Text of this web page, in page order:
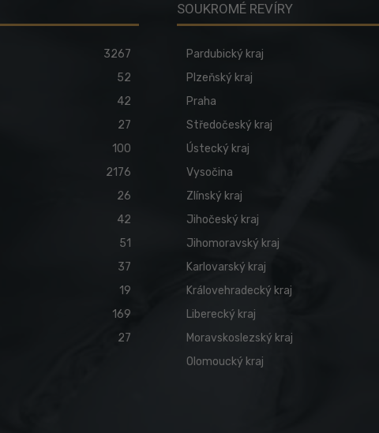
3267
52
42
27
100
2176
26
42
51
37
19
169
27
SOUKROMÉ REVÍRY
Pardubický kraj
Plzeňský kraj
Praha
Středočeský kraj
Ústecký kraj
Vysočina
Zlínský kraj
Jihočeský kraj
Jihomoravský kraj
Karlovarský kraj
Královehradecký kraj
Liberecký kraj
Moravskoslezský kraj
Olomoucký kraj